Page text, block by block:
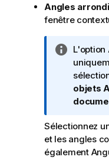
Angles
fenêtre
N
o
t
e
I
f
o
r
L'option
objets
Sélectionnez
et les angles
également